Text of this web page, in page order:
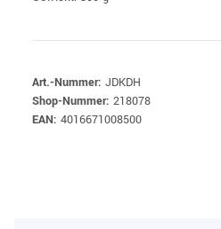
Art.-Nummer: JDKDH
Shop-Nummer: 218078
EAN: 4016671008500